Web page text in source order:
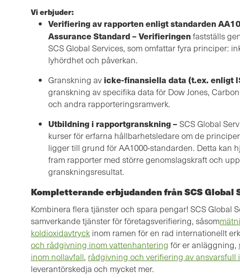
Vi erbjuder:
Verifiering av rapporten enligt standarden
Assurance Standard – Verifieringenfastställs
SCS Global Services, som omfattar fyra principer:
lyhördhet och påverkan.
Granskning av icke-finansiella data (t.ex. enligt
granskning av specifika data för Dow Jones,
och andra rapporteringsramverk.
Utbildning i rapportgranskning –SCS Global
kurser för erfarna hållbarhetsledare om de
ligger till grund för AA1000-standarden. Detta kan
fram rapporter med större genomslagskraft och
granskningsresultat.
Kompletterande erbjudanden från SCS Global
Kombinera flera tjänster och spara pengar! SCS Global
samverkande tjänster för företagsverifiering, såsom
koldioxidavtryck inom ramen för en rad internationellt
och rådgivning inom vattenhantering för er anläggning,
inom nollavfall, rådgivning och verifiering av ansvarsfull
leverantörskedja och mycket mer.